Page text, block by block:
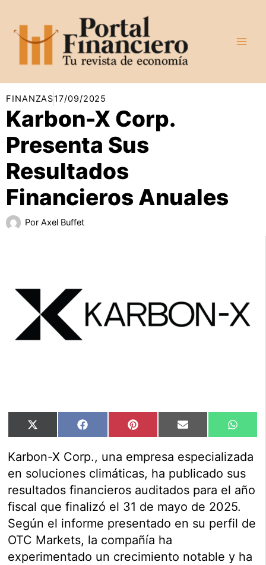
contenido
FINANZAS17/09/2025
Karbon-X Corp.
Presenta Sus
Resultados
Financieros Anuales
Por Axel Buffet
Compartir
en
X
(Twitter)
Compartir
en
Facebook Compartir
en
Pinterest Compartir
en
Email
en
Karbon-X Corp., una empresa especializada
en soluciones climáticas, ha publicado sus
resultados financieros auditados para el año
fiscal que finalizó el 31 de mayo de 2025.
Según el informe presentado en su perfil de
OTC Markets, la compañía ha
experimentado un crecimiento notable y ha